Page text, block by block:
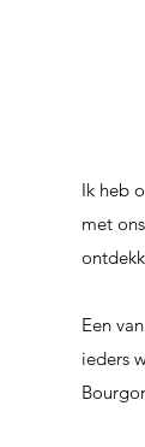
Ik heb
met
Een
ieders